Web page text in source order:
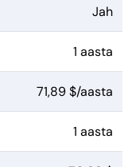
Jah
1 aasta
71,89 $/aasta
1 aasta